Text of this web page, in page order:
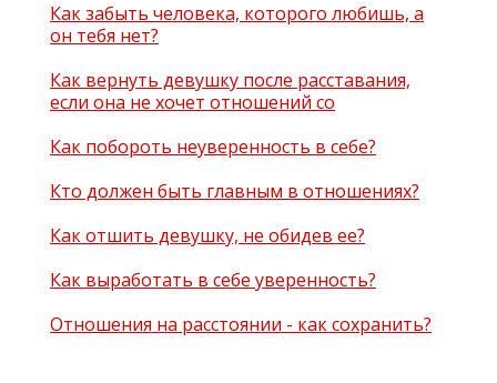
Как забыть человека, которого любишь, а
он тебя нет?
Как вернуть девушку после расставания,
если она не хочет отношений со
Как побороть неуверенность в себе?
Кто должен быть главным в отношениях?
Как отшить девушку, не обидев ее?
Как выработать в себе уверенность?
Отношения на расстоянии - как сохранить?